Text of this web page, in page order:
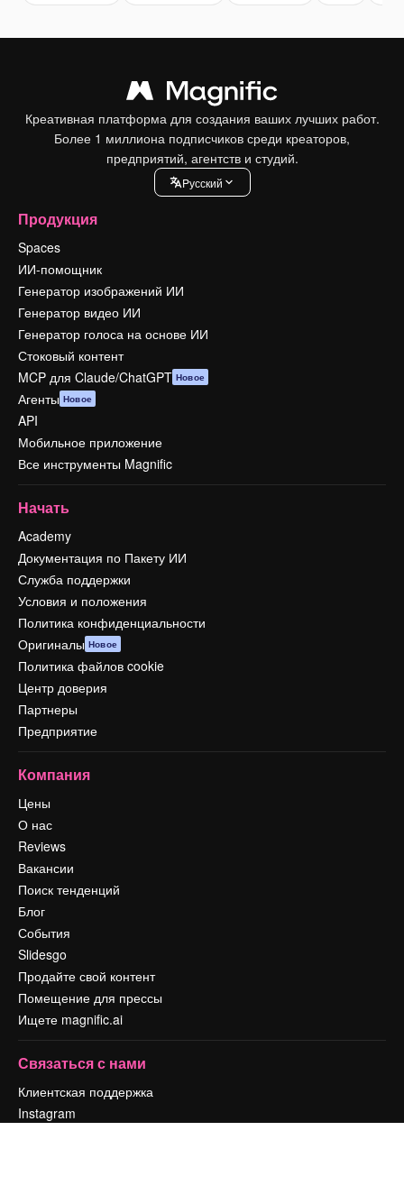
Креативная платформа для создания ваших лучших работ.
Более 1 миллиона подписчиков среди креаторов,
предприятий, агентств и студий.
Pусский
Продукция
Spaces
ИИ-помощник
Генератор изображений ИИ
Генератор видео ИИ
Генератор голоса на основе ИИ
Стоковый контент
MCP для Claude/ChatGPT Новое
Агенты Новое
API
Мобильное приложение
Все инструменты Magnific
Начать
Academy
Документация по Пакету ИИ
Служба поддержки
Условия и положения
Политика конфиденциальности
Оригиналы Новое
Политика файлов cookie
Центр доверия
Партнеры
Предприятие
Компания
Цены
О нас
Reviews
Вакансии
Поиск тенденций
Блог
События
Slidesgo
Продайте свой контент
Помещение для прессы
Ищете magnific.ai
Связаться с нами
Клиентская поддержка
Instagram